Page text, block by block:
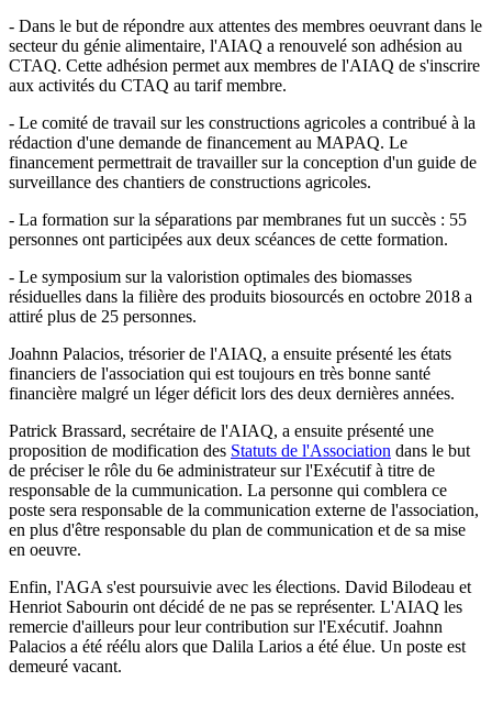
- Dans le but de répondre aux attentes des membres oeuvrant dans le
secteur du génie alimentaire, l'AIAQ a renouvelé son adhésion au
CTAQ. Cette adhésion permet aux membres de l'AIAQ de s'inscrire
aux activités du CTAQ au tarif membre.
- Le comité de travail sur les constructions agricoles a contribué à la
rédaction d'une demande de financement au MAPAQ. Le
financement permettrait de travailler sur la conception d'un guide de
surveillance des chantiers de constructions agricoles.
- La formation sur la séparations par membranes fut un succès : 55
personnes ont participées aux deux scéances de cette formation.
- Le symposium sur la valoristion optimales des biomasses
résiduelles dans la filière des produits biosourcés en octobre 2018 a
attiré plus de 25 personnes.
Joahnn Palacios, trésorier de l'AIAQ, a ensuite présenté les états
financiers de l'association qui est toujours en très bonne santé
financière malgré un léger déficit lors des deux dernières années.
Patrick Brassard, secrétaire de l'AIAQ, a ensuite présenté une
proposition de modification des Statuts de l'Association dans le but
de préciser le rôle du 6e administrateur sur l'Exécutif à titre de
responsable de la cummunication. La personne qui comblera ce
poste sera responsable de la communication externe de l'association,
en plus d'être responsable du plan de communication et de sa mise
en oeuvre.
Enfin, l'AGA s'est poursuivie avec les élections. David Bilodeau et
Henriot Sabourin ont décidé de ne pas se représenter. L'AIAQ les
remercie d'ailleurs pour leur contribution sur l'Exécutif. Joahnn
Palacios a été réélu alors que Dalila Larios a été élue. Un poste est
demeuré vacant.